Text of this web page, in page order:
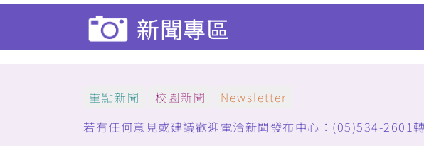
新聞專區
重點新聞 校園新聞
Newsletter
若有任何意見或建議歡迎電洽新聞發布中心：(05)534-